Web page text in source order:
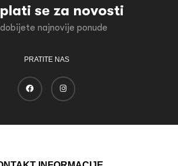
se za novosti
najnovije ponude
PRATITE NAS